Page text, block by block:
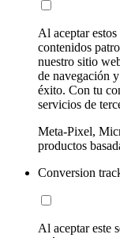
Al aceptar
contenidos
nuestro sitio
de navegación
éxito. Con tu
servicios de
Meta-Pixel,
productos
Conversion
Al aceptar este